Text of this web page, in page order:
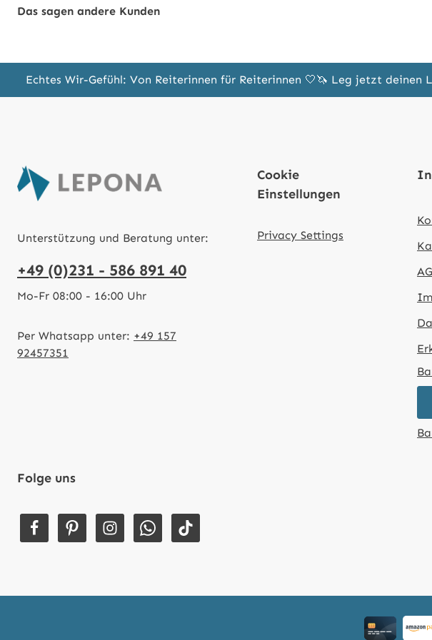
Das sagen andere Kunden
Echtes Wir-Gefühl: Von Reiterinnen für Reiterinnen 🤍🦄 Leg jetzt
Unterstützung und Beratung unter:
+49 (0)231 - 586 891 40
Mo-Fr 08:00 - 16:00 Uhr
Per Whatsapp unter: +49 157
92457351
Cookie
Einstellungen
Privacy Settings
Folge uns